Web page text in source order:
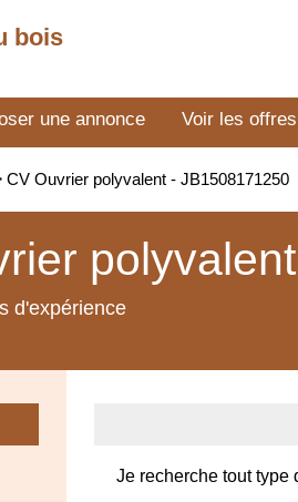
bois
une annonce Voir les
CV Ouvrier polyvalent - JB1508171250
polyvalent
d'expérience
Je recherche tout type